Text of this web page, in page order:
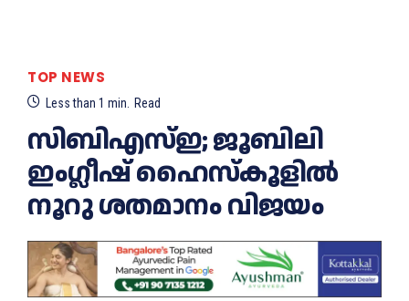
TOP NEWS
Less than 1 min. Read
സിബിഎസ്ഇ; ജൂബിലി
ഇംഗ്ലീഷ് ഹൈസ്‌കൂളില്‍
നൂറു ശതമാനം വിജയം